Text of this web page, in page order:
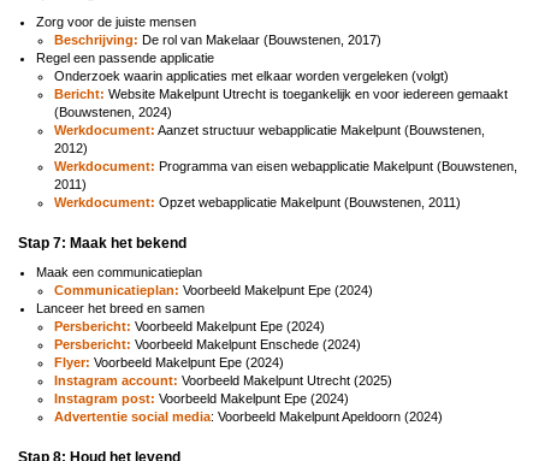
Zorg voor de juiste mensen
Beschrijving: De rol van Makelaar (Bouwstenen, 2017)
Regel een passende applicatie
Onderzoek waarin applicaties met elkaar worden vergeleken (volgt)
Bericht: Website Makelpunt Utrecht is toegankelijk en voor iedereen gemaakt
(Bouwstenen, 2024)
Werkdocument: Aanzet structuur webapplicatie Makelpunt (Bouwstenen,
2012)
Werkdocument: Programma van eisen webapplicatie Makelpunt (Bouwstenen,
2011)
Werkdocument: Opzet webapplicatie Makelpunt (Bouwstenen, 2011)
Stap 7: Maak het bekend
Maak een communicatieplan
Communicatieplan: Voorbeeld Makelpunt Epe (2024)
Lanceer het breed en samen
Persbericht: Voorbeeld Makelpunt Epe (2024)
Persbericht: Voorbeeld Makelpunt Enschede (2024)
Flyer: Voorbeeld Makelpunt Epe (2024)
Instagram account: Voorbeeld Makelpunt Utrecht (2025)
Instagram post: Voorbeeld Makelpunt Epe (2024)
Advertentie social media: Voorbeeld Makelpunt Apeldoorn (2024)
Stap 8: Houd het levend